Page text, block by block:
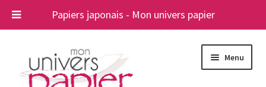
Papiers japonais - Mon univers papier
contenu
Menu